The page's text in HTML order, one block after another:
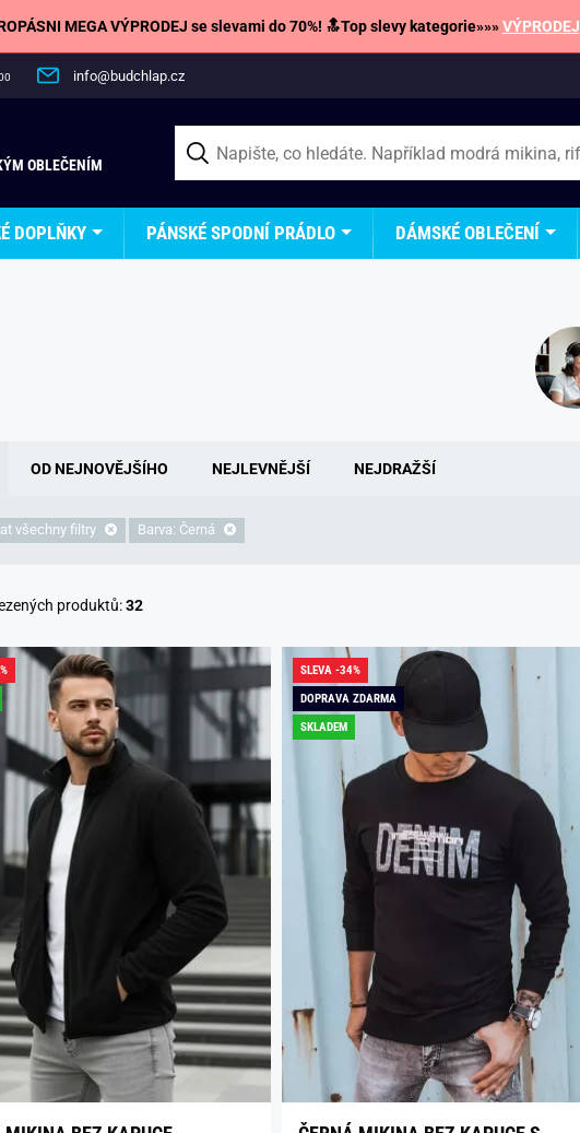
MEGA VÝPRODEJ se slevami do 70%! 🔝Top slevy kategorie»»»VÝPRODEJ
info@budchlap.cz
OBLEČENÍM
DOPLŇKY PÁNSKÉ SPODNÍ PRÁDLO DÁMSKÉ OBLEČENÍ
OD NEJNOVĚJŠÍHO NEJLEVNĚJŠÍ NEJDRAŽŠÍ
všechny filtry Barva: Černá
produktů:32
SLEVA -34%
DOPRAVA ZDARMA
SKLADEM